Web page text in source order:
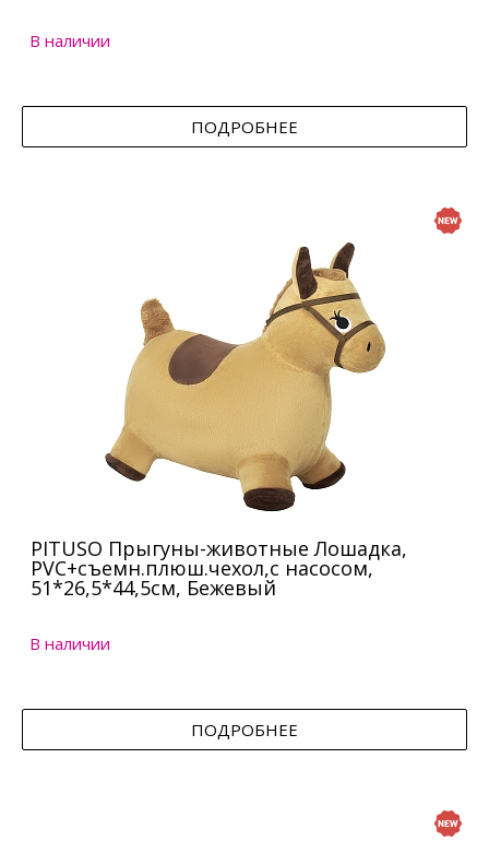
В наличии
ПОДРОБНЕЕ
PITUSO Прыгуны-животные Лошадка,
PVC+съемн.плюш.чехол,с насосом,
51*26,5*44,5см, Бежевый
В наличии
ПОДРОБНЕЕ